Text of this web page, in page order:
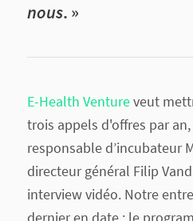
nous. »
E-Health Ventureveut
trois appels d'offres par
responsable d’incubateur
directeur général Filip
interview vidéo. Notre
dernier en date : le